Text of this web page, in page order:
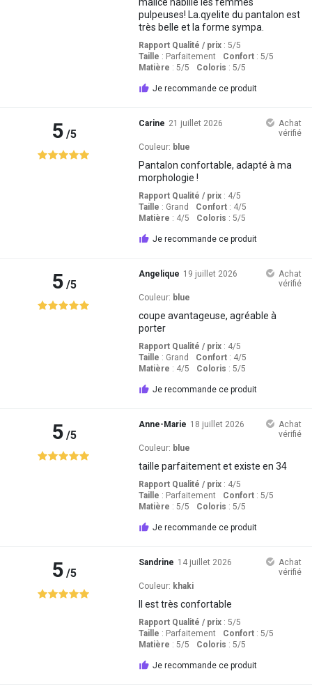
pulpeuses! La.qyelite du pantalon est
très belle et la forme sympa.
Rapport Qualité / prix: 5/5
Taille : Parfaitement Confort: 5/5
Matière : 5/5 Coloris : 5/5
Je recommande ce produit
5/5
Carine 21 juillet 2026
Achat
vérifié
Couleur: blue
Pantalon confortable, adapté à ma
morphologie !
Rapport Qualité / prix: 4/5
Taille : Grand Confort: 4/5
Matière : 4/5 Coloris : 5/5
Je recommande ce produit
5/5
Angelique 19 juillet 2026
Achat
vérifié
Couleur: blue
coupe avantageuse, agréable à
porter
Rapport Qualité / prix: 4/5
Taille : Grand Confort: 4/5
Matière : 4/5 Coloris : 5/5
Je recommande ce produit
5/5
Anne-Marie 18 juillet 2026
Achat
vérifié
Couleur: blue
taille parfaitement et existe en 34
Rapport Qualité / prix: 4/5
Taille : Parfaitement Confort: 5/5
Matière : 5/5 Coloris : 5/5
Je recommande ce produit
5/5
Sandrine 14 juillet 2026
Achat
vérifié
Couleur: khaki
Il est très confortable
Rapport Qualité / prix: 5/5
Taille : Parfaitement Confort: 5/5
Matière : 5/5 Coloris : 5/5
Je recommande ce produit